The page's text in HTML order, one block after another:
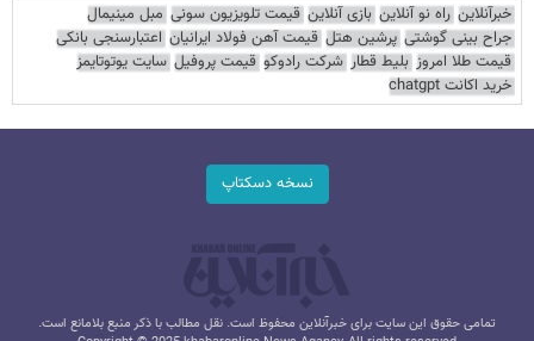
خبرآنلاین راه نو آنلاین بازی آنلاین قیمت تلویزیون سونی مبل مینیمال
جراح بینی گوشتی پرشین هتل قیمت آهن فولاد ایرانیان اعتبارسنجی بانکی
قیمت طلا امروز بلیط قطار شرکت رادوکو قیمت پروفیل سایت یوتوتایمز
خرید اکانت chatgpt
نسخه دسکتاپ
تمامی حقوق این سایت برای خبرآنلاین محفوظ است. نقل مطالب با ذکر منبع بلامانع است.